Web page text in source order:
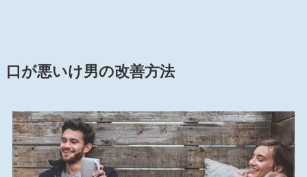
口が悪いけ男の改善方法